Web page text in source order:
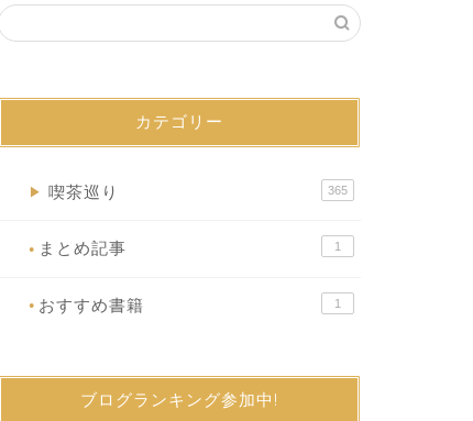
カテゴリー
▶ 喫茶巡り 365
● まとめ記事 1
● おすすめ書籍 1
ブログランキング参加中!